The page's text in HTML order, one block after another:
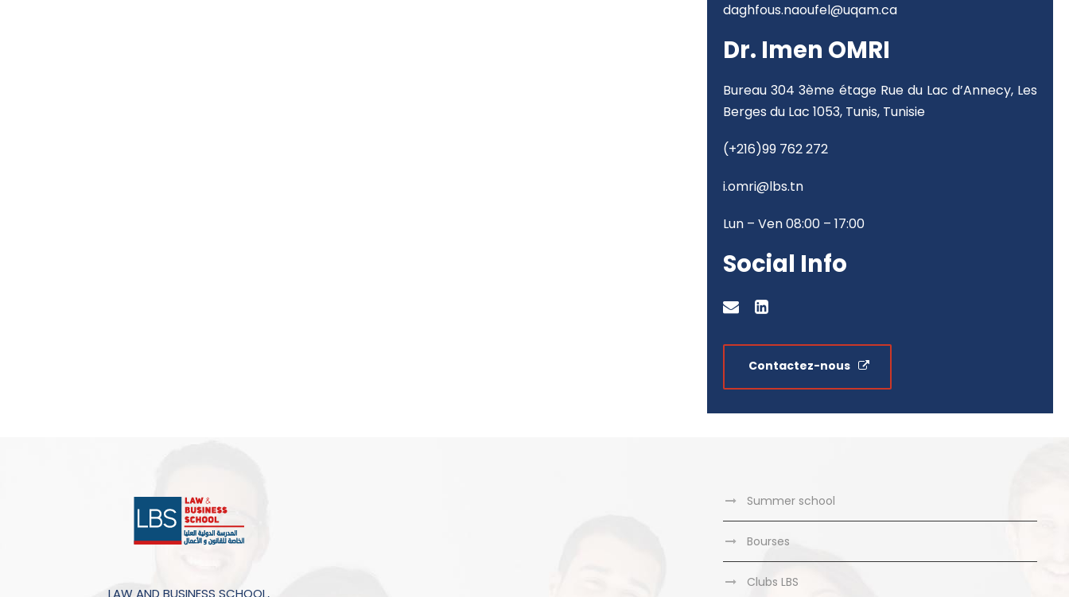
daghfous.naoufel@uqam.ca
Dr. Imen OMRI
Bureau 304 3ème étage Rue du Lac d’Annecy, Les
Berges du Lac 1053, Tunis, Tunisie
(+216)99 762 272
i.omri@lbs.tn
Lun – Ven 08:00 – 17:00
Social Info
Contactez-nous
LAW AND BUSINESS SCHOOL,
Summer school
Bourses
Clubs LBS